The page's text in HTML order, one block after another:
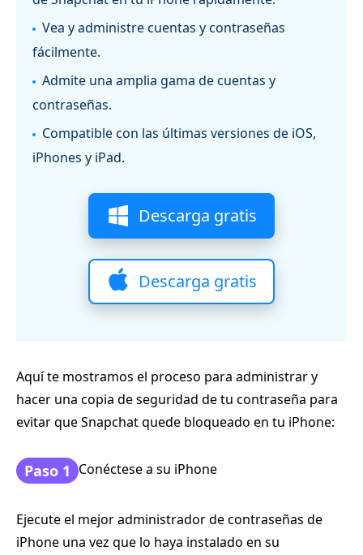
Vea y administre cuentas y contraseñas
fácilmente.
Admite una amplia gama de cuentas y
contraseñas.
Compatible con las últimas versiones de iOS,
iPhones y iPad.
Descarga gratis
Descarga gratis
Aquí te mostramos el proceso para administrar y
hacer una copia de seguridad de tu contraseña para
evitar que Snapchat quede bloqueado en tu iPhone:
Paso 1 Conéctese a su iPhone
Ejecute el mejor administrador de contraseñas de
iPhone una vez que lo haya instalado en su